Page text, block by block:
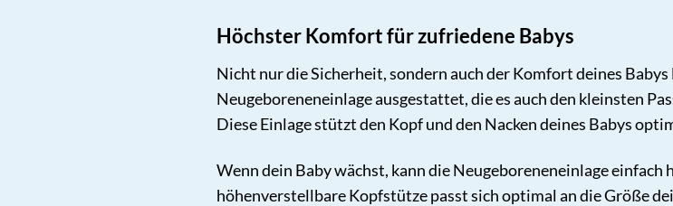
Höchster Komfort für zufriedene Babys
Nicht nur die Sicherheit, sondern auch der Komfort deines
Neugeboreneneinlage ausgestattet, die es auch den kleinsten
Diese Einlage stützt den Kopf und den Nacken deines Babys
Wenn dein Baby wächst, kann die Neugeboreneneinlage
höhenverstellbare Kopfstütze passt sich optimal an die Größe